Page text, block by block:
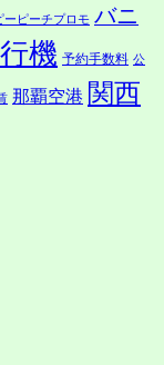
ーピーチプロモ バニ
機 予約手数料 公
那覇空港 関西